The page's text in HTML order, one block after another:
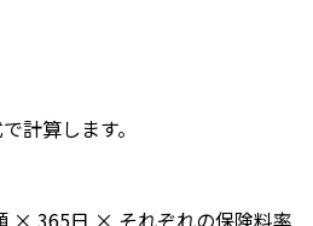
計算します。
× 365日 × それぞれの保険料率